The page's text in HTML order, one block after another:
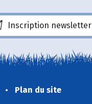
Inscription newsletter
Plan du site